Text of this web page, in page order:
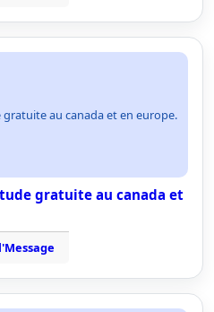
au canada et en europe.
gratuite au canada et